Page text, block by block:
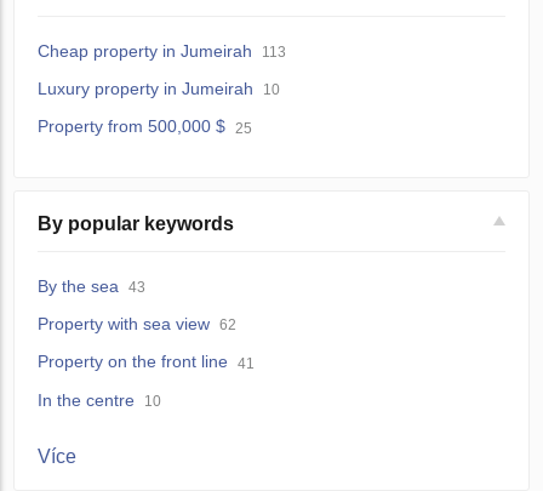
Cheap property in Jumeirah 113
Luxury property in Jumeirah 10
Property from 500,000 $ 25
By popular keywords
By the sea 43
Property with sea view 62
Property on the front line 41
In the centre 10
Více